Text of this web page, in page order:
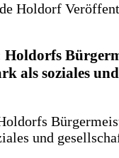
Holdorf
als soziales und